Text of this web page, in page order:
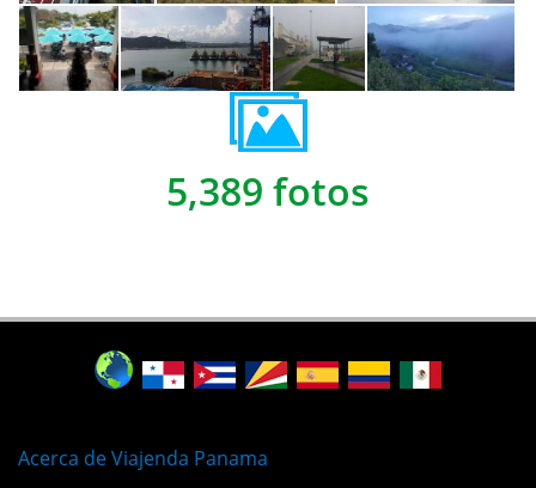
5,389 fotos
Acerca de Viajenda Panama